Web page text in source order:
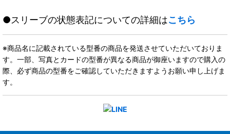
●スリーブの状態表記についての詳細はこちら
※商品名に記載されている型番の商品を発送させていただいておりま
す。一部、写真とカードの型番が異なる商品が御座いますので購入の
際、必ず商品の型番をご確認していただきますようお願い申し上げま
す。